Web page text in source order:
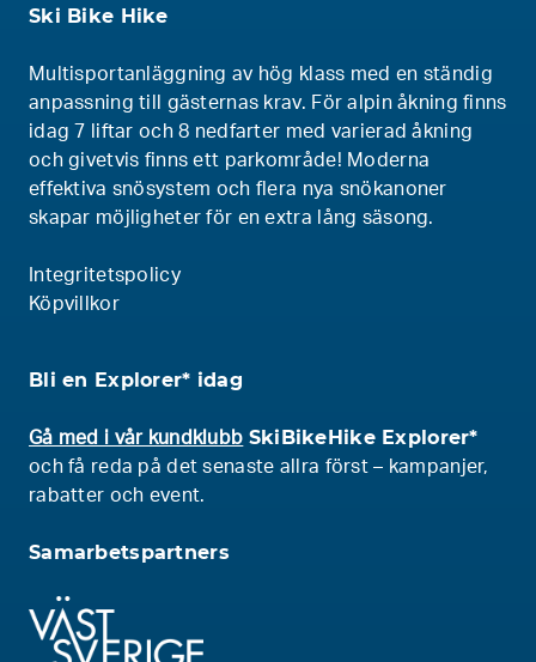
Ski Bike Hike
Multisportanläggning av hög klass med en ständig
anpassning till gästernas krav. För alpin åkning finns
idag 7 liftar och 8 nedfarter med varierad åkning
och givetvis finns ett parkområde! Moderna
effektiva snösystem och flera nya snökanoner
skapar möjligheter för en extra lång säsong.
Integritetspolicy
Köpvillkor
Bli en Explorer* idag
Gå med i vår kundklubb SkiBikeHike Explorer*
och få reda på det senaste allra först – kampanjer,
rabatter och event.
Samarbetspartners